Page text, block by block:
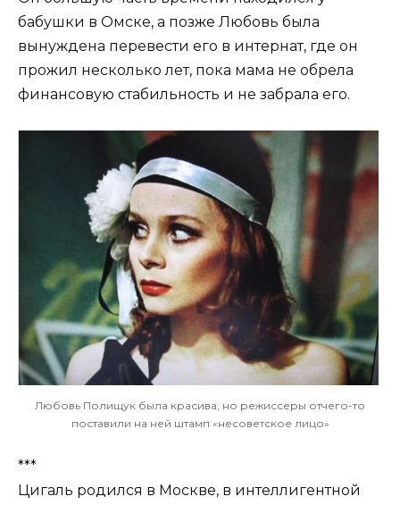
бабушки в Омске, а позже Любовь была
вынуждена перевести его в интернат, где он
прожил несколько лет, пока мама не обрела
финансовую стабильность и не забрала его.
Любовь Полищук была красива, но режиссеры отчего-то
поставили на ней штамп «несоветское лицо»
***
Цигаль родился в Москве, в интеллигентной